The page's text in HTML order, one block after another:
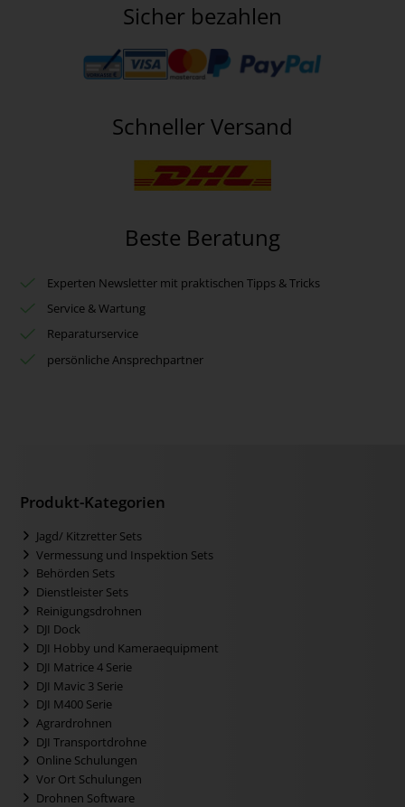
Sicher bezahlen
Schneller Versand
Beste Beratung
Experten Newsletter mit praktischen Tipps & Tricks
Service & Wartung
Reparaturservice
persönliche Ansprechpartner
Produkt-Kategorien
Jagd/ Kitzretter Sets
Vermessung und Inspektion Sets
Behörden Sets
Dienstleister Sets
Reinigungsdrohnen
DJI Dock
DJI Hobby und Kameraequipment
DJI Matrice 4 Serie
DJI Mavic 3 Serie
DJI M400 Serie
Agrardrohnen
DJI Transportdrohne
Online Schulungen
Vor Ort Schulungen
Drohnen Software